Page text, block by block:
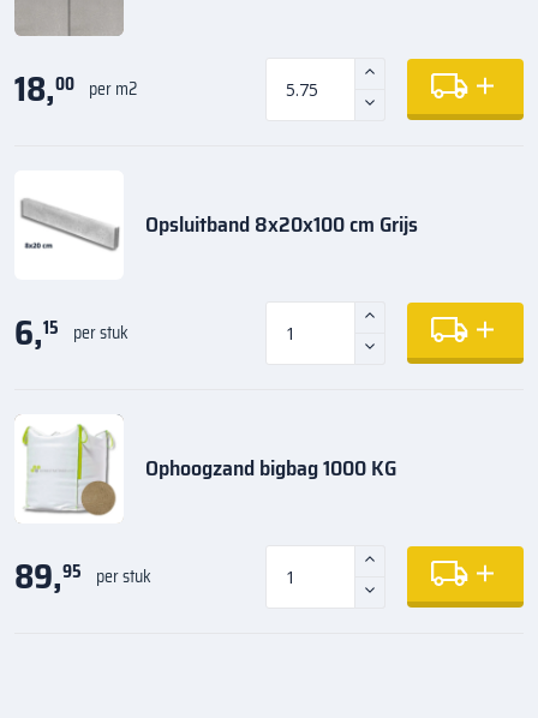
18,00 per m2
Opsluitband 8x20x100 cm Grijs
6,15 per stuk
Ophoogzand bigbag 1000 KG
89,95 per stuk